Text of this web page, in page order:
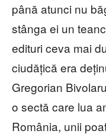
până atunci nu
stânga ei un
edituri ceva mai
ciudățică era
Gregorian
o sectă care lua
România, unii